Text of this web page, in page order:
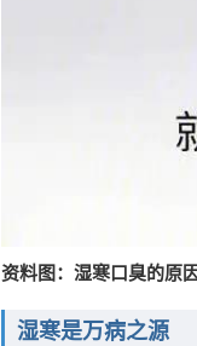
资料图：湿寒口臭的原
湿寒是万病之源